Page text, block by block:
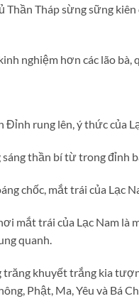
Thần Tháp sừng sững
nghiệm hơn các lão
Đỉnh rung lên, ý thức của
sáng thần bí từ trong đỉnh
chốc, mắt trái của Lạc
mắt trái của Lạc Nam là
quanh.
trăng khuyết trắng kia
Phật, Ma, Yêu và Bá